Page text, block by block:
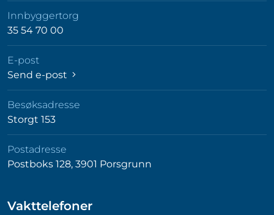
Innbyggertorg
35 54 70 00
E-post
Send e-post
Besøksadresse
Storgt 153
Postadresse
Postboks 128, 3901 Porsgrunn
Vakttelefoner